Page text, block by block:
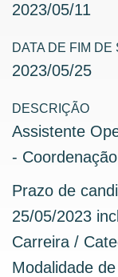
2023/05/11
DATA DE FIM
2023/05/25
DESCRIÇÃO
Assistente
-
Prazo de
25/05/2023
Carreira /
Modalidade